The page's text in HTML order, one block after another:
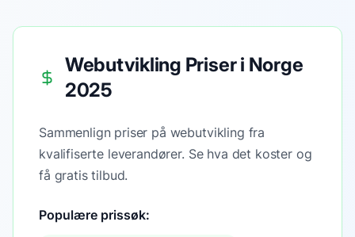
Webutvikling Priser i Norge
2025
Sammenlign priser på webutvikling fra
kvalifiserte leverandører. Se hva det koster og
få gratis tilbud.
Populære prissøk: